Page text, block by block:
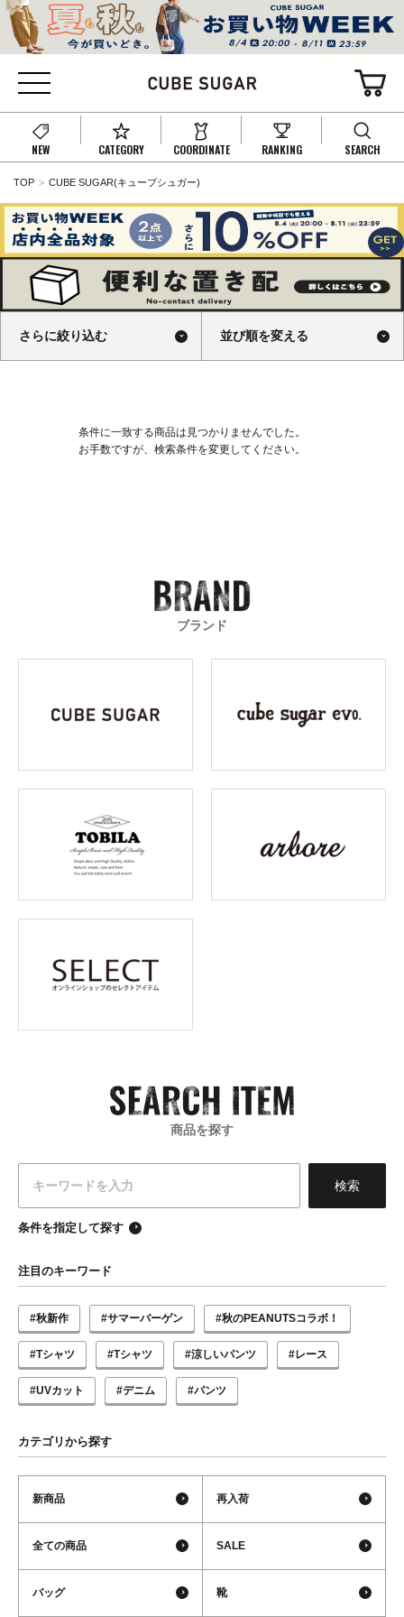
NEW CATEGORY COORDINATE RANKING SEARCH
TOP CUBE SUGAR(キューブシュガー)
さらに絞り込む 並び順を変える
条件に一致する商品は見つかりませんでした。
お手数ですが、検索条件を変更してください。
ブランド
商品を探す
条件を指定して探す
注目のキーワード
#秋新作 #サマーバーゲン #秋のPEANUTSコラボ！
#Tシャツ #Tシャツ #涼しいパンツ #レース
#UVカット #デニム #パンツ
カテゴリから探す
新商品 再入荷
全ての商品 SALE
バッグ 靴